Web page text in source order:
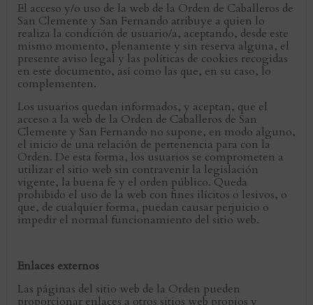
El acceso y/o uso de la web de la Orden de Caballeros de
San Clemente y San Fernando atribuye a quien lo
realiza la condición de usuario/a, aceptando, desde este
mismo momento, plenamente y sin reserva alguna, el
presente aviso legal y las políticas de cookies recogidas
en este documento, así como las que, en su caso, lo
complementen.
Los usuarios quedan informados, y aceptan, que el
acceso a la web de la Orden de Caballeros de San
Clemente y San Fernando no supone, en modo alguno,
el inicio de una relación de pertenencia para con la
Orden. De esta forma, los usuarios se comprometen a
utilizar el sitio web sin contravenir la legislación
vigente, la buena fe y el orden público. Queda
prohibido el uso de la web con fines ilícitos o lesivos, o
que, de cualquier forma, puedan causar perjuicio o
impedir el normal funcionamiento del sitio web.
Enlaces externos
Las páginas del sitio web de la Orden pueden
proporcionar enlaces a otros sitios web propios y